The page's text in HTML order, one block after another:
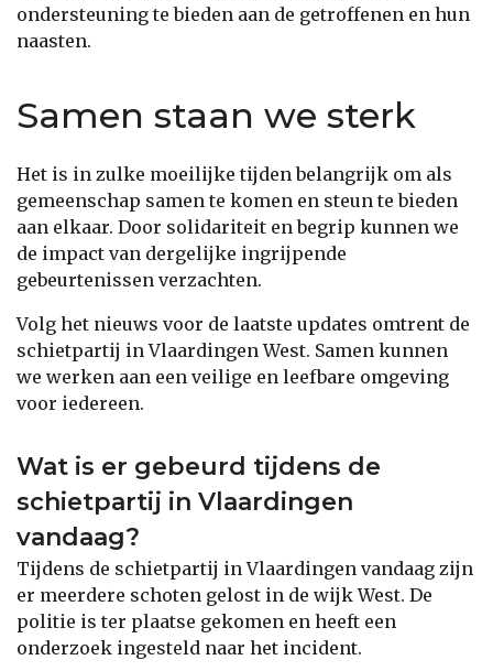
ondersteuning te bieden aan de getroffenen en hun
naasten.
Samen staan we sterk
Het is in zulke moeilijke tijden belangrijk om als
gemeenschap samen te komen en steun te bieden
aan elkaar. Door solidariteit en begrip kunnen we
de impact van dergelijke ingrijpende
gebeurtenissen verzachten.
Volg het nieuws voor de laatste updates omtrent de
schietpartij in Vlaardingen West. Samen kunnen
we werken aan een veilige en leefbare omgeving
voor iedereen.
Wat is er gebeurd tijdens de
schietpartij in Vlaardingen
vandaag?
Tijdens de schietpartij in Vlaardingen vandaag zijn
er meerdere schoten gelost in de wijk West. De
politie is ter plaatse gekomen en heeft een
onderzoek ingesteld naar het incident.